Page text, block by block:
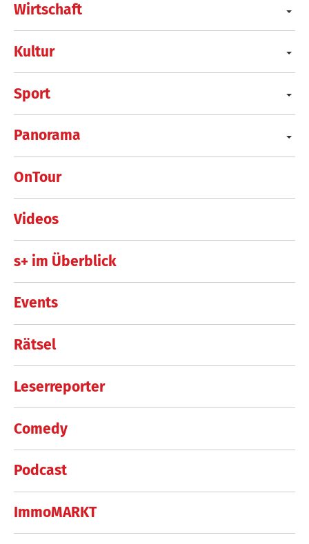
Wirtschaft
Kultur
Sport
Panorama
OnTour
Videos
s+ im Überblick
Events
Rätsel
Leserreporter
Comedy
Podcast
ImmoMARKT